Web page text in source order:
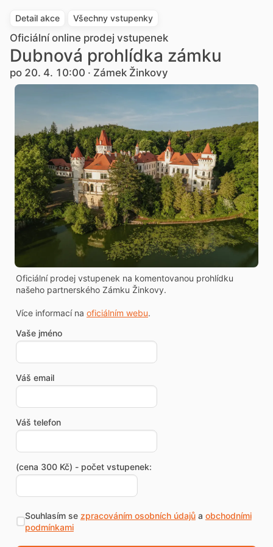
Detail akce Všechny vstupenky
Oficiální online prodej vstupenek
Dubnová prohlídka zámku
po 20. 4. 10:00 · Zámek Žinkovy
Oficiální prodej vstupenek na komentovanou prohlídku
našeho partnerského Zámku Žinkovy.
Více informací na oficiálním webu.
Vaše jméno
Váš email
Váš telefon
(cena 300 Kč) - počet vstupenek:
Souhlasím se zpracováním osobních údajůa obchodními
podmínkami